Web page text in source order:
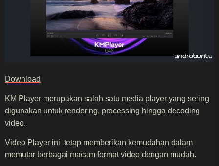
Download
KM Player merupakan salah satu media player yang sering
digunakan untuk rendering, processing hingga decoding
video.
Video Player ini tetap memberikan kemudahan dalam
memutar berbagai macam format video dengan mudah.